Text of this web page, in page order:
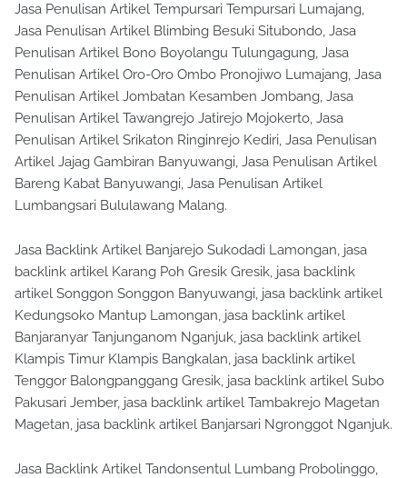
Jasa Penulisan Artikel Tempursari Tempursari Lumajang,
Jasa Penulisan Artikel Blimbing Besuki Situbondo, Jasa
Penulisan Artikel Bono Boyolangu Tulungagung, Jasa
Penulisan Artikel Oro-Oro Ombo Pronojiwo Lumajang, Jasa
Penulisan Artikel Jombatan Kesamben Jombang, Jasa
Penulisan Artikel Tawangrejo Jatirejo Mojokerto, Jasa
Penulisan Artikel Srikaton Ringinrejo Kediri, Jasa Penulisan
Artikel Jajag Gambiran Banyuwangi, Jasa Penulisan Artikel
Bareng Kabat Banyuwangi, Jasa Penulisan Artikel
Lumbangsari Bululawang Malang.
Jasa Backlink Artikel Banjarejo Sukodadi Lamongan, jasa
backlink artikel Karang Poh Gresik Gresik, jasa backlink
artikel Songgon Songgon Banyuwangi, jasa backlink artikel
Kedungsoko Mantup Lamongan, jasa backlink artikel
Banjaranyar Tanjunganom Nganjuk, jasa backlink artikel
Klampis Timur Klampis Bangkalan, jasa backlink artikel
Tenggor Balongpanggang Gresik, jasa backlink artikel Subo
Pakusari Jember, jasa backlink artikel Tambakrejo Magetan
Magetan, jasa backlink artikel Banjarsari Ngronggot Nganjuk.
Jasa Backlink Artikel Tandonsentul Lumbang Probolinggo,